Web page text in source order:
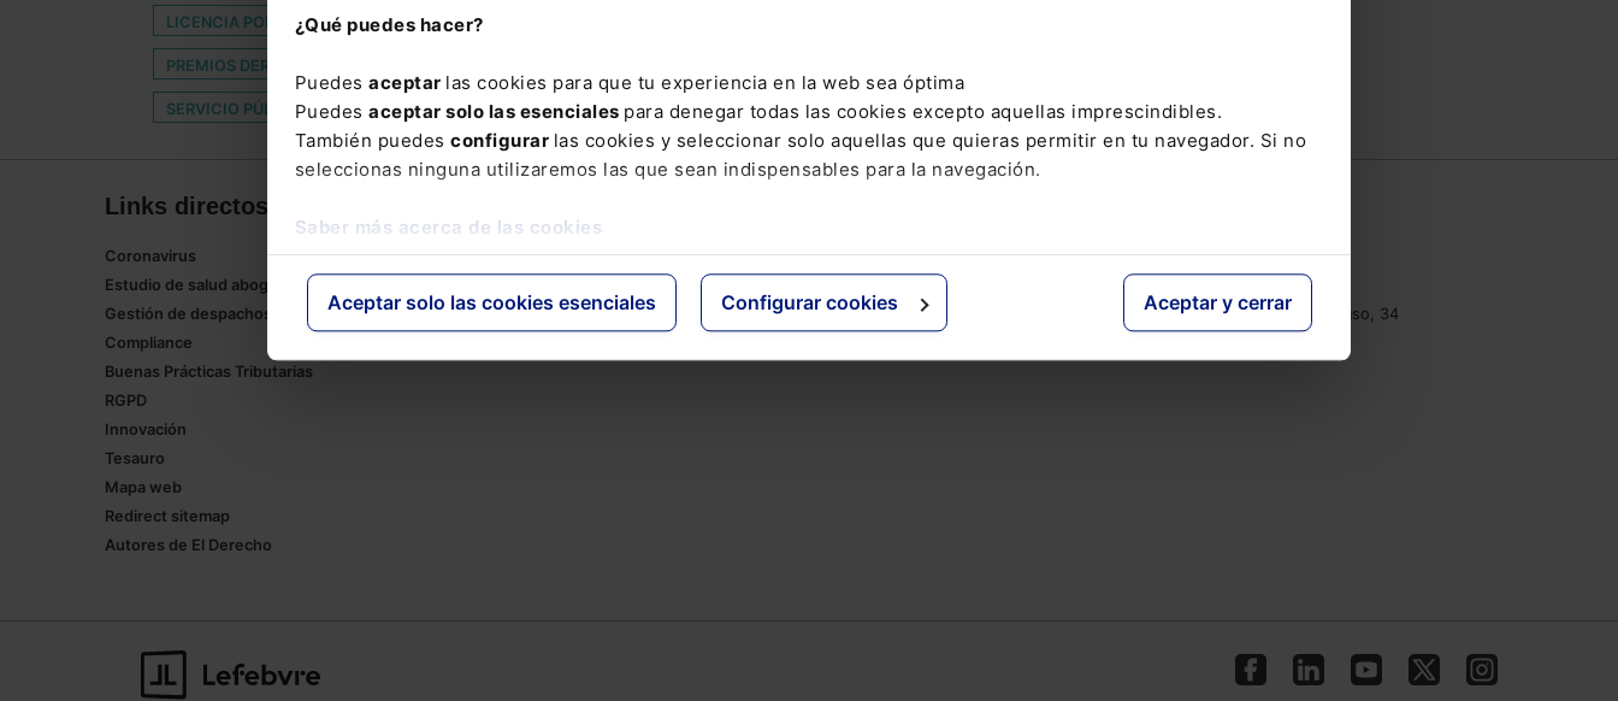
¿Qué puedes hacer?
Puedes aceptar las cookies para que tu experiencia en la web sea óptima
Puedes aceptar solo las esenciales para denegar todas las cookies excepto aquellas imprescindibles.
También puedes configurar las cookies y seleccionar solo aquellas que quieras permitir en tu navegador. Si no
seleccionas ninguna utilizaremos las que sean indispensables para la navegación.
Saber más acerca de las cookies
Aceptar solo las cookies esenciales Configurar cookies Aceptar y cerrar
LICENCIA POR RIESGO DURANTE LA LACTANCIA NATURAL
PREMIOS DERECHOS HUMANOS “CARLOS CARNICER”
SERVICIO PÚBLICO DE EMPLEO ESTATAL (SEPE) SPAM TELEFÓNICO TAVIRA
Links directos
Coronavirus
Estudio de salud abogacía
Gestión de despachos
Compliance
Buenas Prácticas Tributarias
RGPD
Innovación
Tesauro
Mapa web
Redirect sitemap
Autores de El Derecho
Lefebvre
Formación
Espacioasesoria.com
Espaciopymes.com
Blog de Actualidad
Tel.: 91 210 80 00
clientes@lefebvre.es
Monasterios de Suso y Yuso, 34